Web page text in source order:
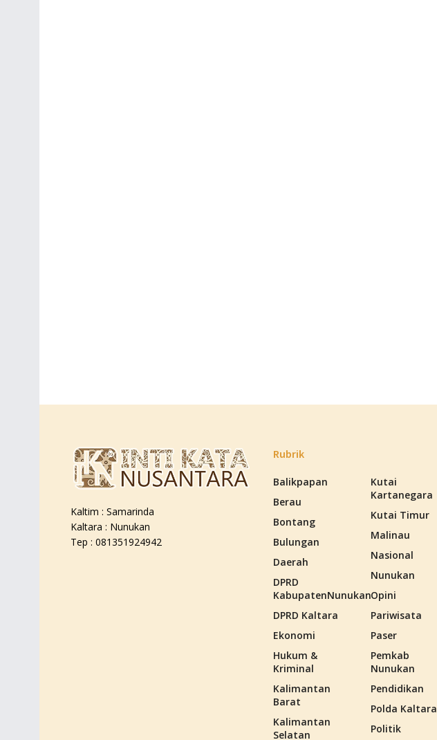
Kaltim : Samarinda
Kaltara : Nunukan
Tep : 081351924942
Rubrik
Balikpapan
Berau
Bontang
Bulungan
Daerah
DPRD
KabupatenNunukan
DPRD Kaltara
Ekonomi
Hukum &
Kriminal
Kalimantan
Barat
Kalimantan
Selatan
Kutai
Kartanegara
Kutai Timur
Malinau
Nasional
Nunukan
Opini
Pariwisata
Paser
Pemkab
Nunukan
Pendidikan
Polda Kaltara
Politik